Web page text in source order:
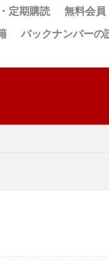
定期購読
無料会員
バックナンバーの